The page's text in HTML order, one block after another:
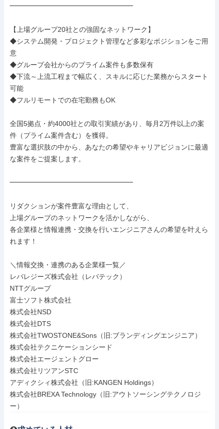
━━━━━━━━━━━━━━━━━━
【上場グループ20社との強固なネットワーク】
◆システム開発・プロジェクト管理など多彩なポジションをご用
意
◆グループ会社からのプライム案件も多数保有
◆下流～上流工程まで幅広く、スキルに応じた業務からスタート
可能
◆フルリモートでの在宅勤務もOK
全国5拠点・約4000社との取引実績があり、毎月2万件以上の案
件（プライム案件含む）を獲得。
豊富な選択肢の中から、あなたの希望やキャリアビジョンに最適
な案件をご提案します。
━━━━━━━━━━━━━━━━━━
リダクションが案件豊富な理由として、
上場グループのネットワークを活かしながら、
各企業様と情報連携・交換を行いエンジニアさんの希望を叶えら
れます！
＼情報交換・連携のある企業様一覧／
レバレジーズ株式会社（レバテック）
NTTグループ
富士ソフト株式会社
株式会社NSD
株式会社DTS
株式会社TWOSTONE&Sons（旧:ブランディングエンジニア）
株式会社テクニケーションシード
株式会社エージェントグロー
株式会社リツアンSTC
アディクシィ株式会社（旧:KANGEN Holdings）
株式会社BREXA Technology（旧:アウトソーシングテクノロジ
ー）